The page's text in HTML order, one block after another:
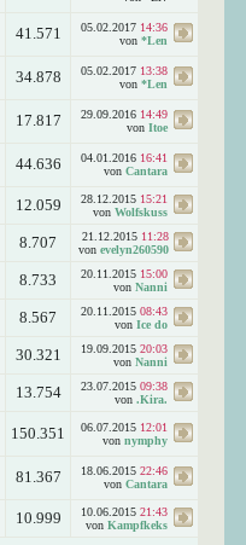
41.571 05.02.2017 14:36
von *Len
34.878 05.02.2017 13:38
von *Len
17.817 29.09.2016 14:49
von Itoe
44.636 04.01.2016 16:41
von Cantara
12.059 28.12.2015 15:21
von Wolfskuss
8.707 21.12.2015 11:28
von evelyn260590
8.733 20.11.2015 15:00
von Nanni
8.567 20.11.2015 08:43
von Ice do
30.321 19.09.2015 20:03
von Nanni
13.754 23.07.2015 09:38
von .Kira.
150.351 06.07.2015 12:01
von nymphy
81.367 18.06.2015 22:46
von Cantara
10.999 10.06.2015 21:43
von Kampfkeks